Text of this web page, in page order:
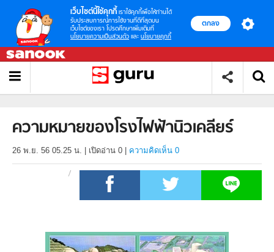
เว็บไซต์นี้ใช้คุกกี้ เราใช้คุกกี้เพื่อให้ท่านได้
รับประสบการณ์การใช้งานที่ดีที่สุดบน
เว็บไซต์ของเรา โปรดศึกษาเพิ่มเติมที่
นโยบายความเป็นส่วนตัว และ นโยบายคุกกี้
ตกลง
ความหมายของโรงไฟฟ้านิวเคลียร์
26 พ.ย. 56 05.25 น. เปิดอ่าน 0 ความคิดเห็น 0